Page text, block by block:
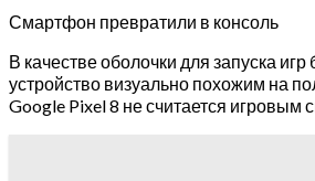
Смартфон превратили в консоль
В качестве оболочки для запуска
устройство визуально похожим на
Google Pixel 8 не считается игровым